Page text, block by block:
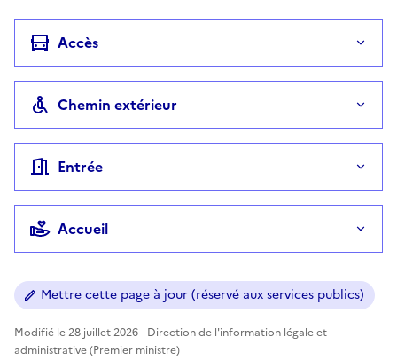
Accès
Chemin extérieur
Entrée
Accueil
Mettre cette page à jour (réservé aux services publics)
Modifié le 28 juillet 2026 - Direction de l'information légale et
administrative (Premier ministre)